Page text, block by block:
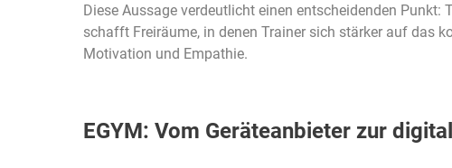
Diese Aussage verdeutlicht einen entscheidenden
schafft Freiräume, in denen Trainer sich stärker auf das
Motivation und Empathie.
EGYM: Vom Geräteanbieter zur